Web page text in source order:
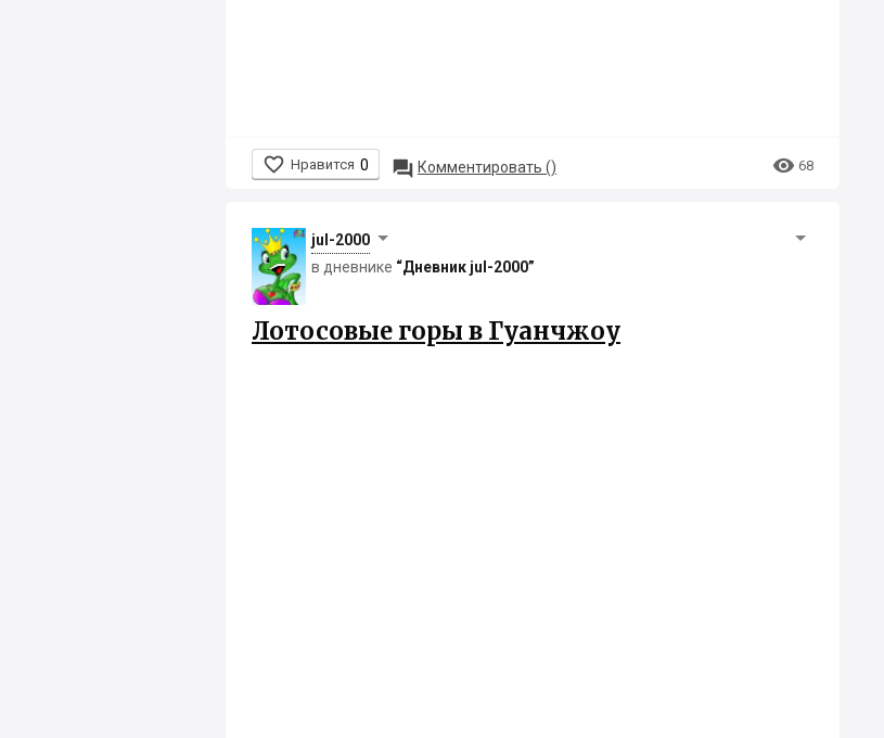
 Нравится 0  Комментировать ()  68
jul-2000
в дневнике “Дневник jul-2000”
Лотосовые горы в Гуанчжоу